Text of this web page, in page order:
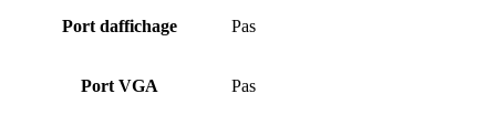
Port daffichage Pas
Port VGA Pas